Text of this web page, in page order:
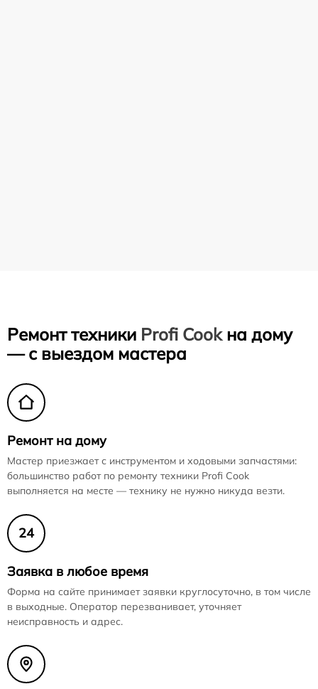
Ремонт техники Profi Cookна дому
— с выездом мастера
Ремонт на дому
Мастер приезжает с инструментом и ходовыми запчастями:
большинство работ по ремонту техники Profi Cook
выполняется на месте — технику не нужно никуда везти.
24
Заявка в любое время
Форма на сайте принимает заявки круглосуточно, в том числе
в выходные. Оператор перезванивает, уточняет
неисправность и адрес.